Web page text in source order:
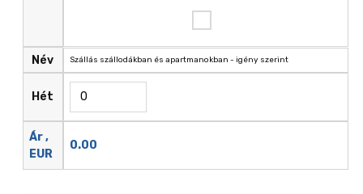
Név
Hét
Ár ,
EUR
Szállás szállodákban és apartmanokban - igény szerint
0.00